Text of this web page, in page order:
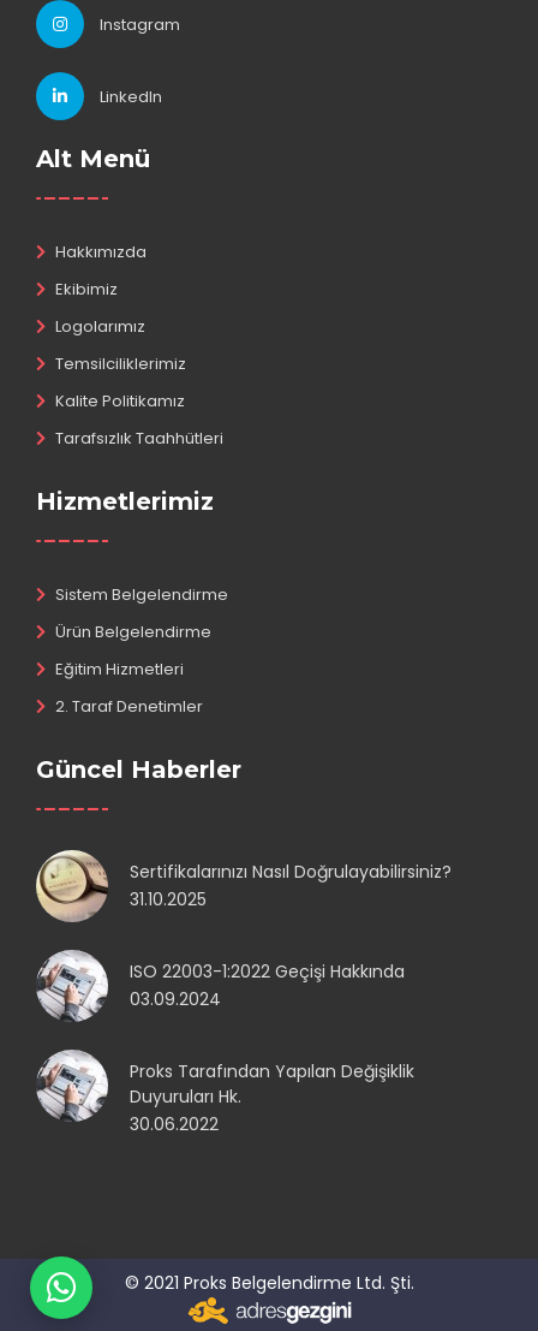
Instagram
LinkedIn
Alt Menü
Hakkımızda
Ekibimiz
Logolarımız
Temsilciliklerimiz
Kalite Politikamız
Tarafsızlık Taahhütleri
Hizmetlerimiz
Sistem Belgelendirme
Ürün Belgelendirme
Eğitim Hizmetleri
2. Taraf Denetimler
Güncel Haberler
Sertifikalarınızı Nasıl Doğrulayabilirsiniz?
31.10.2025
ISO 22003-1:2022 Geçişi Hakkında
03.09.2024
Proks Tarafından Yapılan Değişiklik
Duyuruları Hk.
30.06.2022
© 2021 Proks Belgelendirme Ltd. Şti.